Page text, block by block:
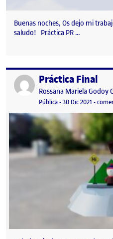
Buenas noches, Os dejo mi
saludo! Práctica PR …
Publicado porPráctica Final
Publicado por
Rossana Mariela Godoy
Visibilidad:
Pública-Fecha de
30 Dic 2021 -